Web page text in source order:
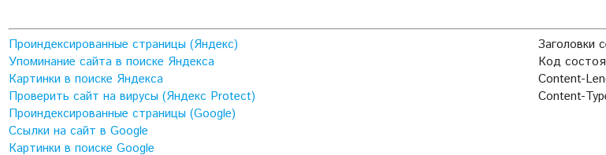
Проиндексированные страницы (Яндекс)
Упоминание сайта в поиске Яндекса
Картинки в поиске Яндекса
Проверить сайт на вирусы (Яндекс Protect)
Проиндексированные страницы (Google)
Ссылки на сайт в Google
Картинки в поиске Google
Заголовки
Код
Content-
Content-